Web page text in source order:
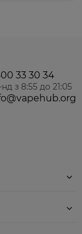
33 30 34
з 8:55 до 21:05